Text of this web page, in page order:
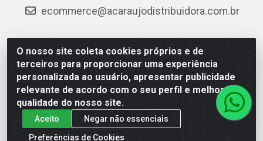
O nosso site coleta cookies próprios e de
terceiros para proporcionar uma experiência
personalizada ao usuário, apresentar publicidade
relevante de acordo com o seu perfil e melhorar a
qualidade do nosso site.
Aceito
Negar não essenciais
Preferências de Cookies
ecommerce@acaraujodistribuidora.com.br
AC Araujo Distribuidora - Rua Carneiro de Campos, 42 -
São Cristóvão, Rio de Janeiro/RJ - CEP 20.920-410 -
CNPJ 08.744.753/0003-85